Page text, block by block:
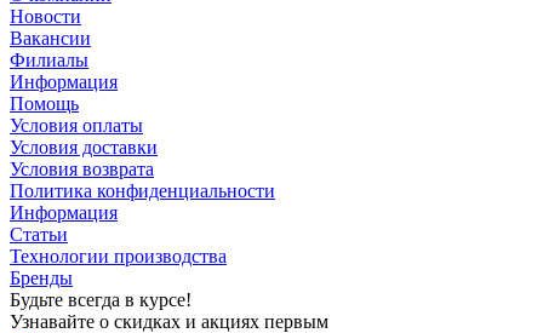
Новости
Вакансии
Филиалы
Информация
Помощь
Условия оплаты
Условия доставки
Условия возврата
Политика конфиденциальности
Информация
Статьи
Технологии производства
Бренды
Будьте всегда в курсе!
Узнавайте о скидках и акциях первым